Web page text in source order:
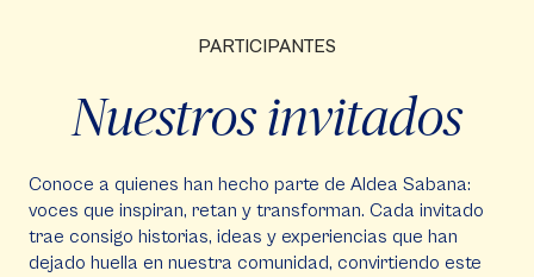
PARTICIPANTES
Nuestros invitados
Conoce a quienes han hecho parte de Aldea Sabana:
voces que inspiran, retan y transforman. Cada invitado
trae consigo historias, ideas y experiencias que han
dejado huella en nuestra comunidad, convirtiendo este